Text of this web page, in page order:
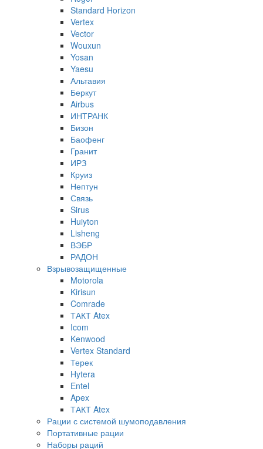
Standard Horizon
Vertex
Vector
Wouxun
Yosan
Yaesu
Альтавия
Беркут
Airbus
ИНТРАНК
Бизон
Баофенг
Гранит
ИРЗ
Круиз
Нептун
Связь
Sirus
Huiyton
Lisheng
ВЭБР
РАДОН
Взрывозащищенные
Motorola
Kirisun
Comrade
ТАКТ Atex
Icom
Kenwood
Vertex Standard
Терек
Hytera
Entel
Apex
ТАКТ Atex
Рации с системой шумоподавления
Портативные рации
Наборы раций